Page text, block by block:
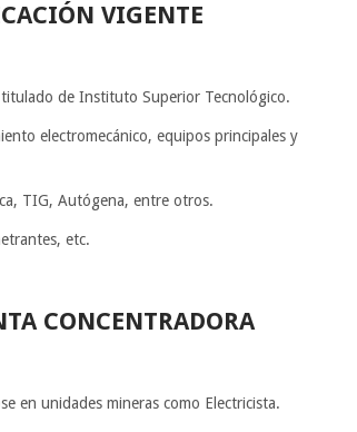
VIGENTE
de Instituto Superior Tecnológico.
electromecánico, equipos principales y
TIG, Autógena, entre otros.
etc.
CONCENTRADORA
en unidades mineras como Electricista.